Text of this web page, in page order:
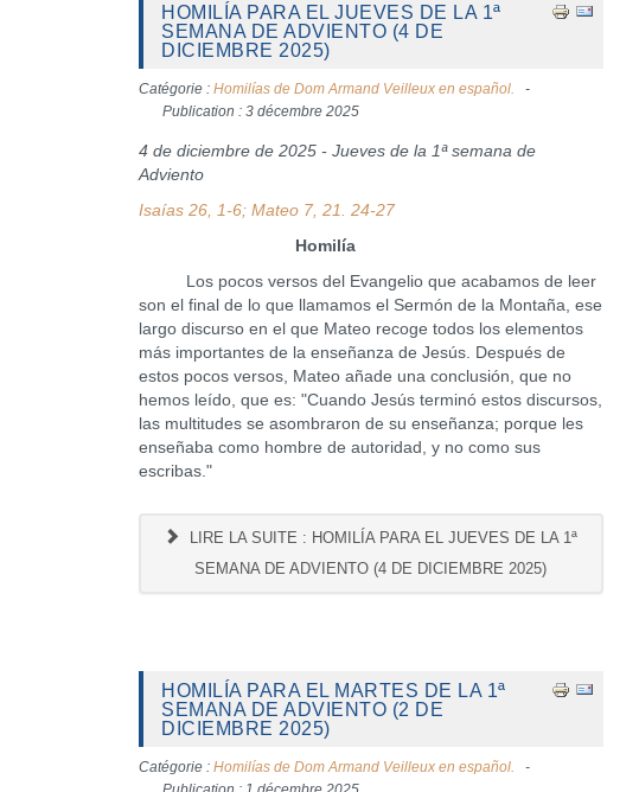
HOMILÍA PARA EL JUEVES DE LA 1ª
SEMANA DE ADVIENTO (4 DE
DICIEMBRE 2025)
Catégorie : Homilías de Dom Armand Veilleux en español.
Publication : 3 décembre 2025
4 de diciembre de 2025 - Jueves de la 1ª semana de
Adviento
Isaías 26, 1-6; Mateo 7, 21. 24-27
Homilía
Los pocos versos del Evangelio que acabamos de leer
son el final de lo que llamamos el Sermón de la Montaña, ese
largo discurso en el que Mateo recoge todos los elementos
más importantes de la enseñanza de Jesús. Después de
estos pocos versos, Mateo añade una conclusión, que no
hemos leído, que es: "Cuando Jesús terminó estos discursos,
las multitudes se asombraron de su enseñanza; porque les
enseñaba como hombre de autoridad, y no como sus
escribas."
LIRE LA SUITE : HOMILÍA PARA EL JUEVES DE LA 1ª
SEMANA DE ADVIENTO (4 DE DICIEMBRE 2025)
HOMILÍA PARA EL MARTES DE LA 1ª
SEMANA DE ADVIENTO (2 DE
DICIEMBRE 2025)
Catégorie : Homilías de Dom Armand Veilleux en español.